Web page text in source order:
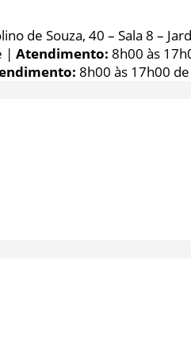
de Souza, 40 – Sala 8 –
| Atendimento: 8h00 às
8h00 às 17h00